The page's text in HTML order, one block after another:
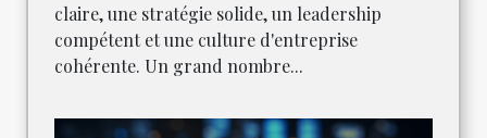
claire, une stratégie solide, un leadership
compétent et une culture d'entreprise
cohérente. Un grand nombre...